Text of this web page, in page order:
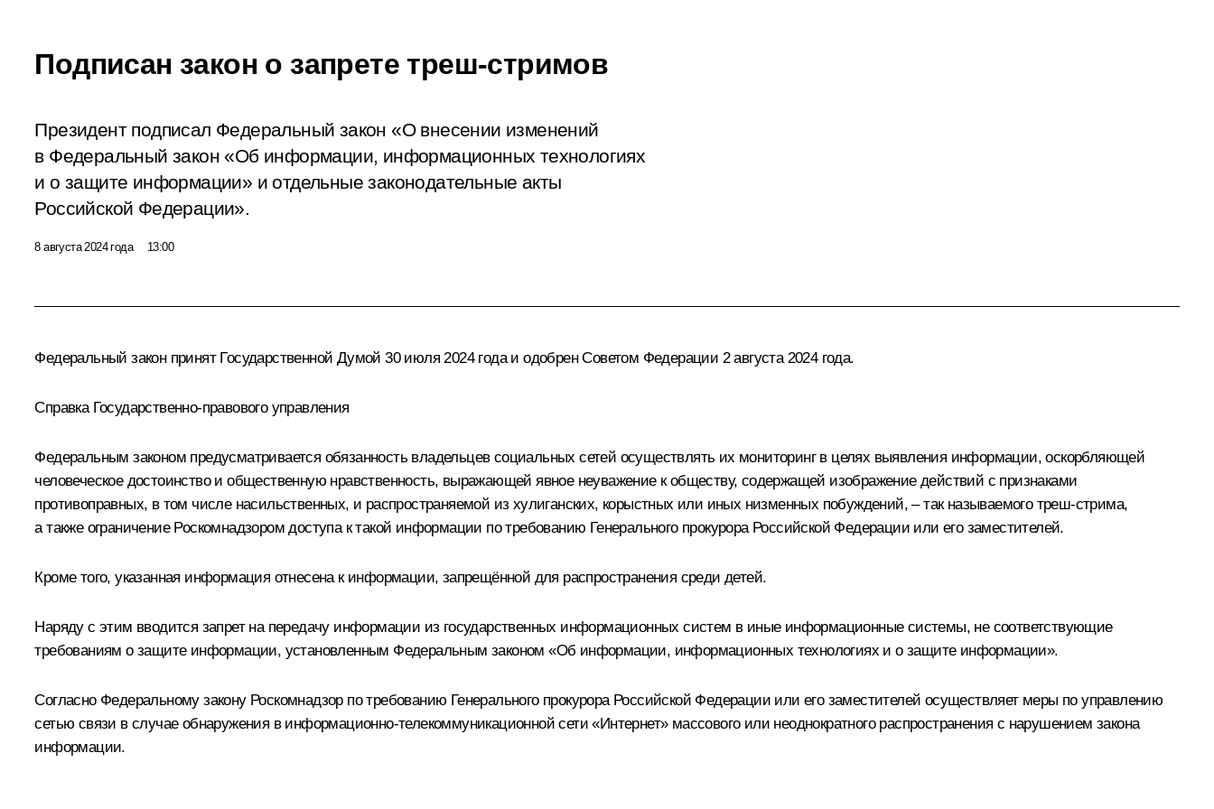
Подписан закон о запрете треш-стримов
Президент подписал Федеральный закон «О внесении изменений
в Федеральный закон «Об информации, информационных технологиях
и о защите информации» и отдельные законодательные акты
Российской Федерации».
8 августа 2024 года 13:00
Федеральный закон принят Государственной Думой 30 июля 2024 года и одобрен Советом Федерации 2 августа 2024 года.
Справка Государственно-правового управления
Федеральным законом предусматривается обязанность владельцев социальных сетей осуществлять их мониторинг в целях выявления информации, оскорбляющей
человеческое достоинство и общественную нравственность, выражающей явное неуважение к обществу, содержащей изображение действий с признаками
противоправных, в том числе насильственных, и распространяемой из хулиганских, корыстных или иных низменных побуждений, – так называемого треш-стрима,
а также ограничение Роскомнадзором доступа к такой информации по требованию Генерального прокурора Российской Федерации или его заместителей.
Кроме того, указанная информация отнесена к информации, запрещённой для распространения среди детей.
Наряду с этим вводится запрет на передачу информации из государственных информационных систем в иные информационные системы, не соответствующие
требованиям о защите информации, установленным Федеральным законом «Об информации, информационных технологиях и о защите информации».
Согласно Федеральному закону Роскомнадзор по требованию Генерального прокурора Российской Федерации или его заместителей осуществляет меры по управлению
сетью связи в случае обнаружения в информационно-телекоммуникационной сети «Интернет» массового или неоднократного распространения с нарушением закона
информации.